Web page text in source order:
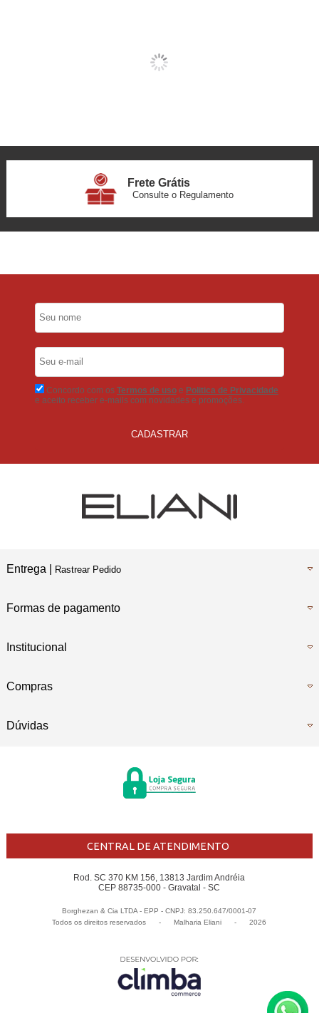
Frete Grátis
Consulte o Regulamento
Concordo com os Termos de usoe Politica de Privacidade
e aceito receber e-mails com novidades e promoções.
CADASTRAR
Entrega | Rastrear Pedido
Formas de pagamento
Institucional
Compras
Dúvidas
CENTRAL DE ATENDIMENTO
Rod. SC 370 KM 156, 13813 Jardim Andréia
CEP 88735-000 - Gravatal - SC
Borghezan & Cia LTDA - EPP - CNPJ: 83.250.647/0001-07
Todos os direitos reservados
- Malharia Eliani - 2026